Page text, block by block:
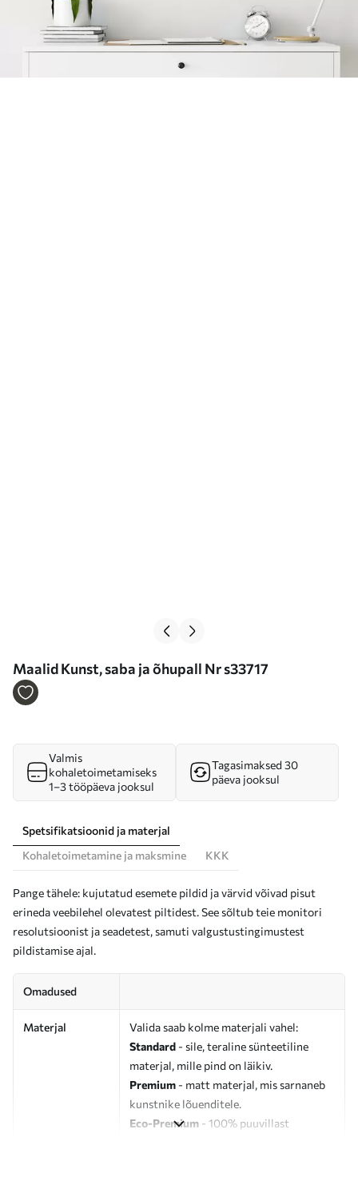
Maalid Kunst, saba ja õhupall Nr s33717
Valmis
kohaletoimetamiseks
1–3 tööpäeva jooksul
Tagasimaksed 30
päeva jooksul
Spetsifikatsioonid ja materjal
Kohaletoimetamine ja maksmine
KKK
Pange tähele: kujutatud esemete pildid ja värvid võivad pisut
erineda veebilehel olevatest piltidest. See sõltub teie monitori
resolutsioonist ja seadetest, samuti valgustustingimustest
pildistamise ajal.
Omadused
Materjal
Valida saab kolme materjali vahel:
Standard - sile, teraline sünteetiline
materjal, mille pind on läikiv.
Premium - matt materjal, mis sarnaneb
kunstnike lõuenditele.
Eco-Premium - 100% puuvillast